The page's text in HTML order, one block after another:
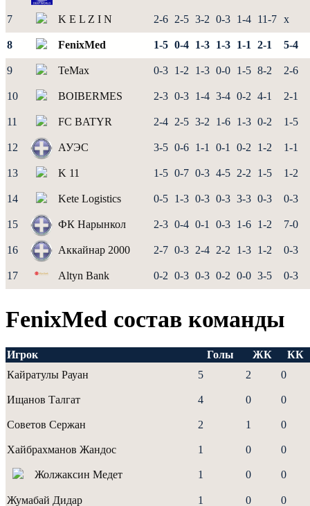
7 K E L Z I N 2-6 2-5 3-2 0-3 1-4 11-7 x
8 FenixMed 1-5 0-4 1-3 1-3 1-1 2-1 5-4
9 TeMax 0-3 1-2 1-3 0-0 1-5 8-2 2-6
10 BOIBERMES 2-3 0-3 1-4 3-4 0-2 4-1 2-1
11 FC BATYR 2-4 2-5 3-2 1-6 1-3 0-2 1-5
12 АУЭС 3-5 0-6 1-1 0-1 0-2 1-2 1-1
13 K 11 1-5 0-7 0-3 4-5 2-2 1-5 1-2
14 Kete Logistics 0-5 1-3 0-3 0-3 3-3 0-3 0-3
15 ФК Нарынкол 2-3 0-4 0-1 0-3 1-6 1-2 7-0
16 Аккайнар 2000 2-7 0-3 2-4 2-2 1-3 1-2 0-3
17 Altyn Bank 0-2 0-3 0-3 0-2 0-0 3-5 0-3
FenixMed состав команды
Игрок Голы ЖК
КК
Кайратулы Рауан
5 2 0
Ищанов Талгат 4 0 0
Советов Сержан 2 1 0
Хайбрахманов Жандос 1 0 0
Жолжаксин Медет 1 0 0
Жумабай Дидар 1 0 0